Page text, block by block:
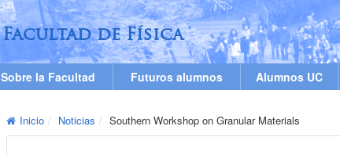
Facultad de Física
Sobre la Facultad Futuros alumnos Alumnos UC
Inicio Noticias Southern Workshop on Granular Materials